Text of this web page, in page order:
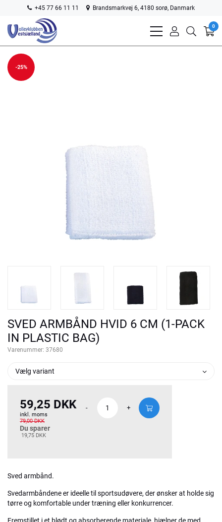
+45 77 66 11 11 Brandsmarkvej 6, 4180 sorø, Danmark
bars
user
search
0
-25%
SVED ARMBÅND HVID 6 CM (1-PACK
IN PLASTIC BAG)
Varenummer: 37680
Vælg variant
59,25 DKK
inkl. moms
79,00 DKK
Du sparer
19,75 DKK
- +
Sved armbånd.
Svedarmbåndene er ideelle til sportsudøvere, der ønsker at holde sig
tørre og komfortable under træning eller konkurrencer.